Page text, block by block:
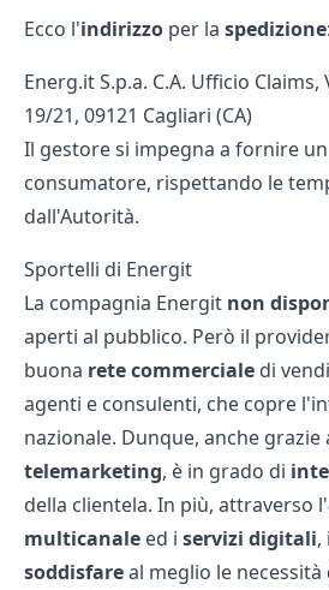
Ecco l'indirizzo per la spedizione:
Energ.it S.p.a. C.A. Ufficio Claims,
19/21, 09121 Cagliari (CA)
Il gestore si impegna a fornire
consumatore, rispettando le
dall'Autorità.
Sportelli di Energit
La compagnia Energit non
aperti al pubblico. Però il
buona retecommerciale di
agenti e consulenti, che copre
nazionale. Dunque, anche grazie
telemarketing, è in grado di
della clientela. In più, attraverso l'
multicanale ed i servizi digitali,
soddisfareal meglio le